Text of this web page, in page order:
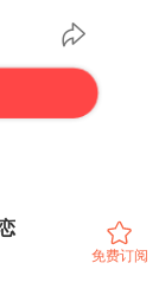
免费订阅